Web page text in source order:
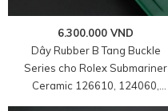
6.300.000 VND
Dây Rubber B Tang Buckle
Series cho Rolex Submariner
Ceramic 126610, 124060,